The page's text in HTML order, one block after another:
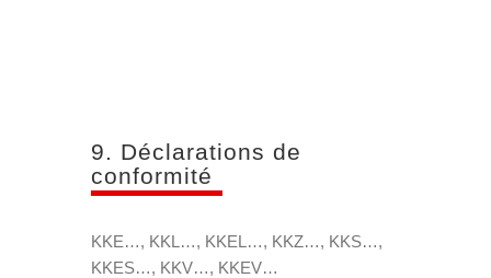
9. Déclarations de
conformité
KKE…, KKL…, KKEL…, KKZ…, KKS…,
KKES…, KKV…, KKEV…